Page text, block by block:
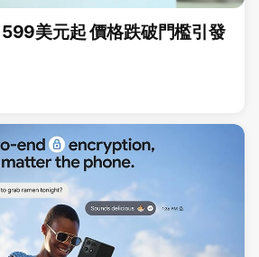
美元起 價格跌破門檻引發